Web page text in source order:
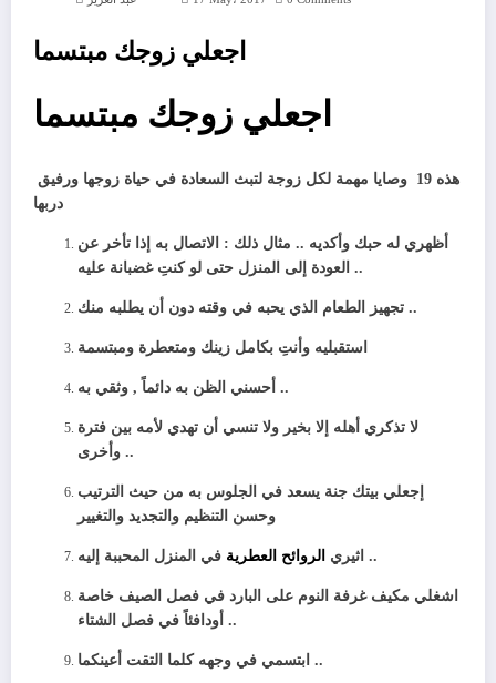
اجعلي زوجك مبتسما
اجعلي زوجك مبتسما
دربها
أظهري له حبك وأكديه .. مثال ذلك : الاتصال به إذا تأخر عن
العودة إلى المنزل حتى لو كنتِ غضبانة عليه ..
تجهيز الطعام الذي يحبه في وقته دون أن يطلبه منك ..
استقبليه وأنتِ بكامل زينك ومتعطرة ومبتسمة
أحسني الظن به دائماً , وثقي به ..
لا تذكري أهله إلا بخير ولا تنسي أن تهدي لأمه بين فترة
وأخرى ..
إجعلي بيتك جنة يسعد في الجلوس به من حيث الترتيب
وحسن التنظيم والتجديد والتغيير
اثيري الروائح العطرية في المنزل المحببة إليه ..
اشغلي مكيف غرفة النوم على البارد في فصل الصيف خاصة
أودافئاً في فصل الشتاء ..
ابتسمي في وجهه كلما التقت أعينكما ..